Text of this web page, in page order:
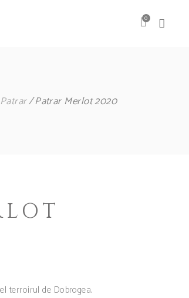
0
Patrar Patrar Merlot 2020
terroirul de Dobrogea.